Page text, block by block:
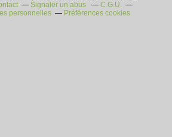
Signaler un abus
C.G.U.
personnelles
Préférences cookies